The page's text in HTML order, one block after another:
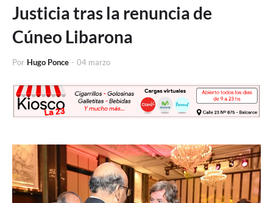
Justicia tras la renuncia de
Cúneo Libarona
Por Hugo Ponce - 04 marzo